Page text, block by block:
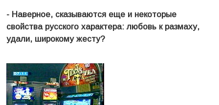
- Наверное, сказываются еще и некоторые
свойства русского характера: любовь к размаху,
удали, широкому жесту?